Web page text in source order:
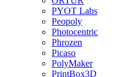
PYOT Labs
Peopoly
Photocentric
Phrozen
Picaso
PolyMaker
PrintBox3D